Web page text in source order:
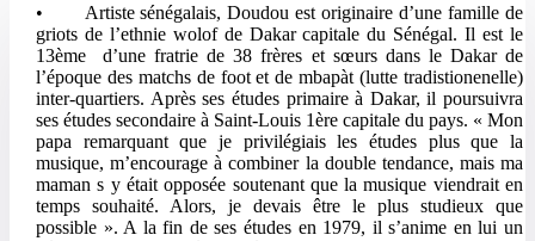
• Artiste sénégalais, Doudou est originaire d’une famille de
griots de l’ethnie wolof de Dakar capitale du Sénégal. Il est le
13ème d’une fratrie de 38 frères et sœurs dans le Dakar de
l’époque des matchs de foot et de mbapàt (lutte tradistionenelle)
inter-quartiers. Après ses études primaire à Dakar, il poursuivra
ses études secondaire à Saint-Louis 1ère capitale du pays. « Mon
papa remarquant que je privilégiais les études plus que la
musique, m’encourage à combiner la double tendance, mais ma
maman s y était opposée soutenant que la musique viendrait en
temps souhaité. Alors, je devais être le plus studieux que
possible ». A la fin de ses études en 1979, il s’anime en lui un